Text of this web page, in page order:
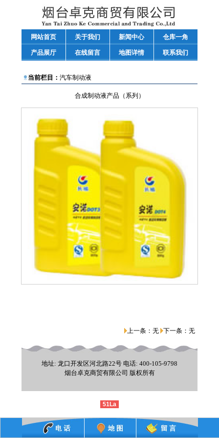
网站首页 关于我们 新闻中心 仓库一角
产品展厅 在线留言 地图详情 联系我们
当前栏目： 汽车制动液
合成制动液产品（系列）
上一条： 无 下一条： 无
地址: 龙口开发区河北路22号 电话: 400-105-9798
烟台卓克商贸有限公司 版权所有
51La